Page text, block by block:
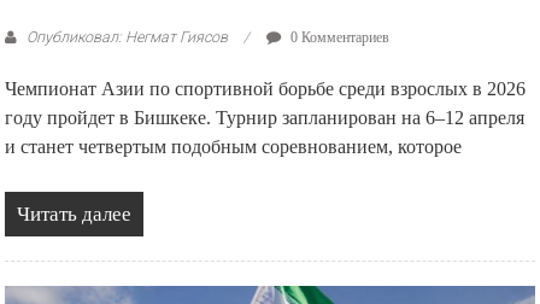
Опубликовал: Негмат Гиясов 0 Комментариев
Чемпионат Азии по спортивной борьбе среди взрослых в 2026
году пройдет в Бишкеке. Турнир запланирован на 6–12 апреля
и станет четвертым подобным соревнованием, которое
Читать далее